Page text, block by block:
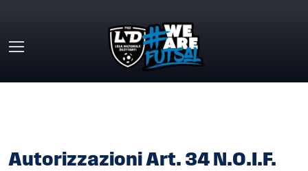
Autorizzazioni Art. 34 N.O.I.F.